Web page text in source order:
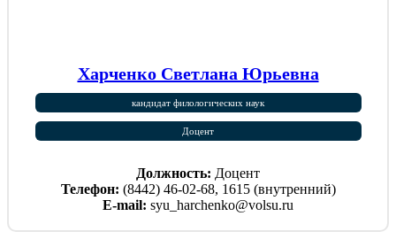
Харченко Светлана Юрьевна
кандидат филологических наук
Доцент
Должность: Доцент
Телефон: (8442) 46-02-68, 1615 (внутренний)
E-mail: syu_harchenko@volsu.ru